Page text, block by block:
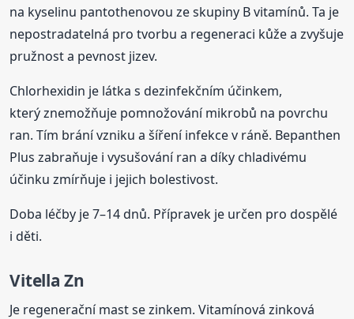
na kyselinu pantothenovou ze skupiny B vitamínů. Ta je
nepostradatelná pro tvorbu a regeneraci kůže a zvyšuje
pružnost a pevnost jizev.
Chlorhexidin je látka s dezinfekčním účinkem,
který znemožňuje pomnožování mikrobů na povrchu
ran. Tím brání vzniku a šíření infekce v ráně. Bepanthen
Plus zabraňuje i vysušování ran a díky chladivému
účinku zmírňuje i jejich bolestivost.
Doba léčby je 7–14 dnů. Přípravek je určen pro dospělé
i děti.
Vitella Zn
Je regenerační mast se zinkem. Vitamínová zinková